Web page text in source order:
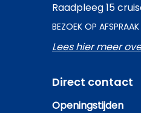
Raadpleeg 15
BEZOEK OP AFSPRAAK
Lees hier meer
Direct contact
Openingstijden